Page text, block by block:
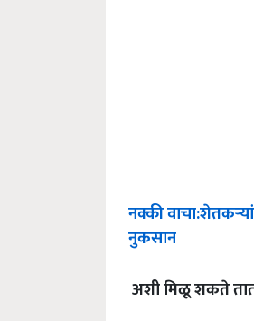
नक्कीवाचा:
नुकसान
अशीमिळूशकते